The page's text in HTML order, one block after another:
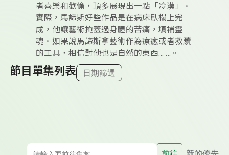
者喜樂和歡愉，頂多展現出一點「冷漠」。
實際，馬諦斯好些作品是在病床臥榻上完
成，他讓藝術掩蓋過身體的苦痛，填補靈
魂。如果說馬諦斯拿藝術作為療癒或者救贖
的工具，相信對他也是自然的東西… …。
節目單集列表 日期篩選